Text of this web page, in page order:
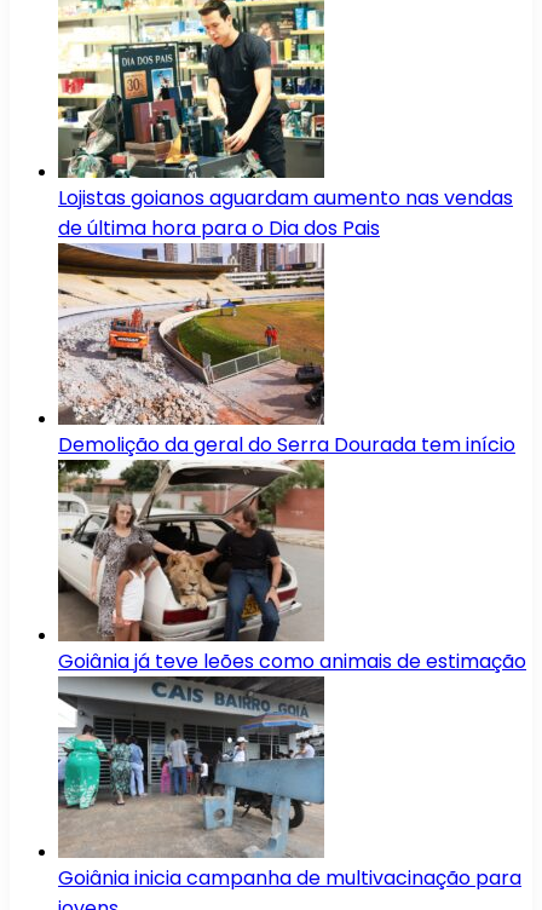
Lojistas goianos aguardam aumento nas vendas
de última hora para o Dia dos Pais
Demolição da geral do Serra Dourada tem início
Goiânia já teve leões como animais de estimação
Goiânia inicia campanha de multivacinação para